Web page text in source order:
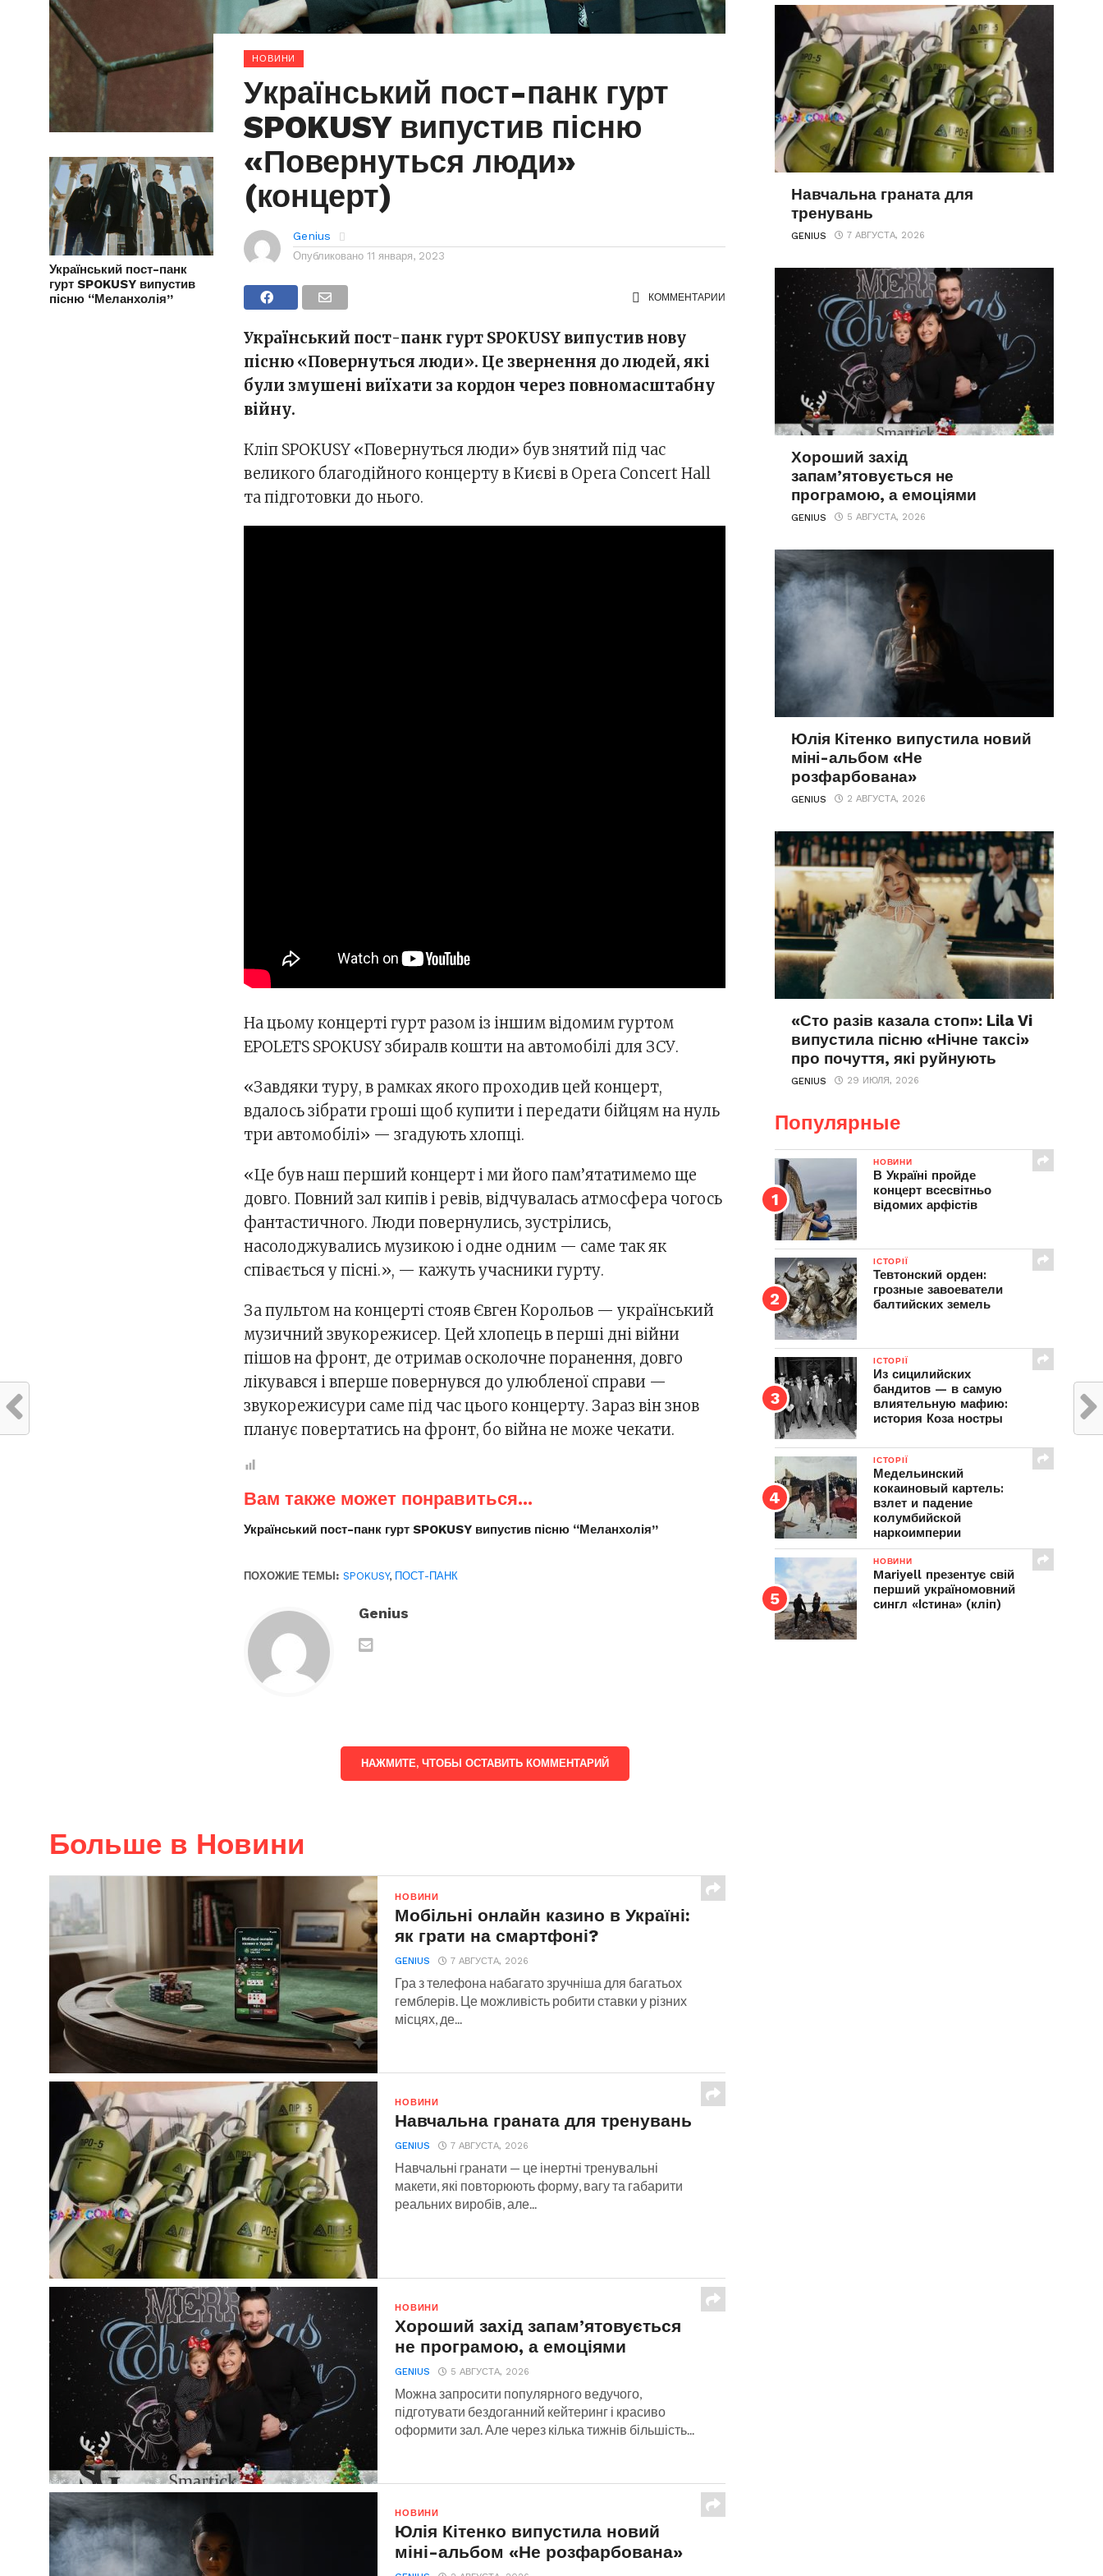
Український пост-панк
гурт SPOKUSY випустив
пісню “Меланхолія”
НОВИНИ
Український пост-панк гурт
SPOKUSY випустив пісню
«Повернуться люди»
(концерт)
Genius
Опубликовано 11 января, 2023
КОММЕНТАРИИ
Український пост-панк гурт SPOKUSY випустив нову
пісню «Повернуться люди». Це звернення до людей, які
були змушені виїхати за кордон через повномасштабну
війну.
Кліп SPOKUSY «Повернуться люди» був знятий під час
великого благодійного концерту в Києві в Opera Concert Hall
та підготовки до нього.
На цьому концерті гурт разом із іншим відомим гуртом
EPOLETS SPOKUSY збиралв кошти на автомобілі для ЗСУ.
«Завдяки туру, в рамках якого проходив цей концерт,
вдалось зібрати гроші щоб купити і передати бійцям на нуль
три автомобілі» — згадують хлопці.
«Це був наш перший концерт і ми його пам’ятатимемо ще
довго. Повний зал кипів і ревів, відчувалась атмосфера чогось
фантастичного. Люди повернулись, зустрілись,
насолоджувались музикою і одне одним — саме так як
співається у пісні.», — кажуть учасники гурту.
За пультом на концерті стояв Євген Корольов — український
музичний звукорежисер. Цей хлопець в перші дні війни
пішов на фронт, де отримав осколочне поранення, довго
лікувався і вперше повернувся до улюбленої справи —
звукорежисури саме під час цього концерту. Зараз він знов
планує повертатись на фронт, бо війна не може чекати.
Вам также может понравиться...
Український пост-панк гурт SPOKUSY випустив пісню “Меланхолія”
ПОХОЖИЕ ТЕМЫ: SPOKUSY, ПОСТ-ПАНК
Genius
НАЖМИТЕ, ЧТОБЫ ОСТАВИТЬ КОММЕНТАРИЙ
Больше в Новини
НОВИНИ
Мобільні онлайн казино в Україні:
як грати на смартфоні?
GENIUS 7 АВГУСТА, 2026
Гра з телефона набагато зручніша для багатьох
гемблерів. Це можливість робити ставки у різних
місцях, де...
НОВИНИ
Навчальна граната для тренувань
GENIUS 7 АВГУСТА, 2026
Навчальні гранати — це інертні тренувальні
макети, які повторюють форму, вагу та габарити
реальних виробів, але...
НОВИНИ
Хороший захід запам’ятовується
не програмою, а емоціями
GENIUS 5 АВГУСТА, 2026
Можна запросити популярного ведучого,
підготувати бездоганний кейтеринг і красиво
оформити зал. Але через кілька тижнів більшість...
НОВИНИ
Юлія Кітенко випустила новий
міні-альбом «Не розфарбована»
Навчальна граната для
тренувань
GENIUS 7 АВГУСТА, 2026
Хороший захід
запам’ятовується не
програмою, а емоціями
GENIUS 5 АВГУСТА, 2026
Юлія Кітенко випустила новий
міні-альбом «Не
розфарбована»
GENIUS 2 АВГУСТА, 2026
«Сто разів казала стоп»: Lila Vi
випустила пісню «Нічне таксі»
про почуття, які руйнують
GENIUS 29 ИЮЛЯ, 2026
Популярные
НОВИНИ
В Україні пройде
концерт всесвітньо
відомих арфістів
ІСТОРІЇ
Тевтонский орден:
грозные завоеватели
балтийских земель
ІСТОРІЇ
Из сицилийских
бандитов — в самую
влиятельную мафию:
история Коза ностры
ІСТОРІЇ
Медельинский
кокаиновый картель:
взлет и падение
колумбийской
наркоимперии
НОВИНИ
Mariyell презентує свій
перший україномовний
сингл «Істина» (кліп)